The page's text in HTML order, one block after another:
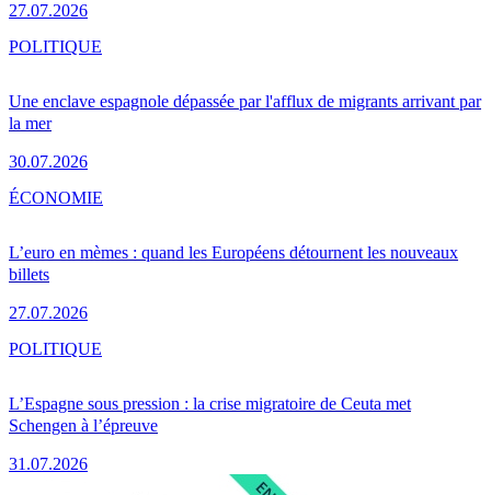
27.07.2026
Une enclave espagnole dépassée par l'afflux de migrants arrivant par
la mer
30.07.2026
POLITIQUE
L’euro en mèmes : quand les Européens détournent les nouveaux
billets
27.07.2026
ÉCONOMIE
L’Espagne sous pression : la crise migratoire de Ceuta met
Schengen à l’épreuve
31.07.2026
POLITIQUE